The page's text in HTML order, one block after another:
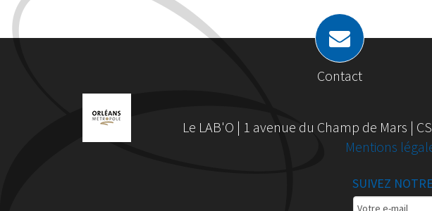
Contact
Le LAB'O | 1 avenue du Champ de Mars |
Mentions
SUIVEZ
Email